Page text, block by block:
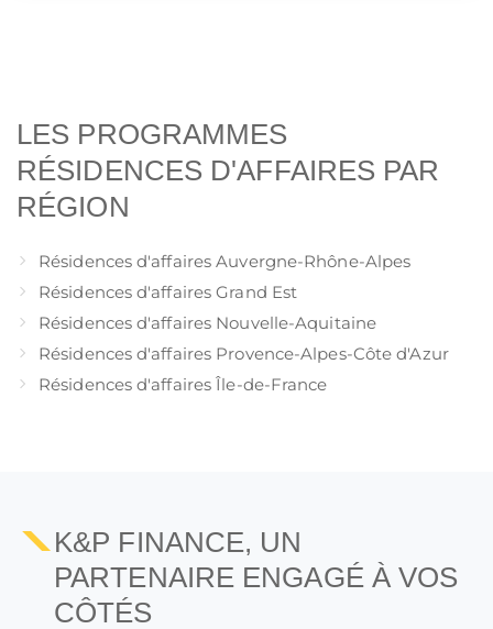
LES PROGRAMMES
RÉSIDENCES D'AFFAIRES PAR
RÉGION
Résidences d'affaires Auvergne-Rhône-Alpes
Résidences d'affaires Grand Est
Résidences d'affaires Nouvelle-Aquitaine
Résidences d'affaires Provence-Alpes-Côte d'Azur
Résidences d'affaires Île-de-France
K&P FINANCE, UN
PARTENAIRE ENGAGÉ À VOS
CÔTÉS